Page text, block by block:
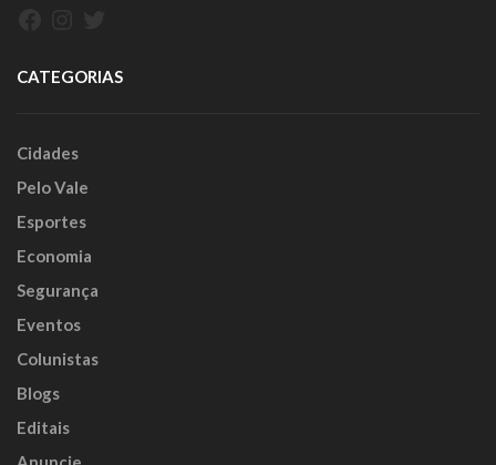
CATEGORIAS
Cidades
Pelo Vale
Esportes
Economia
Segurança
Eventos
Colunistas
Blogs
Editais